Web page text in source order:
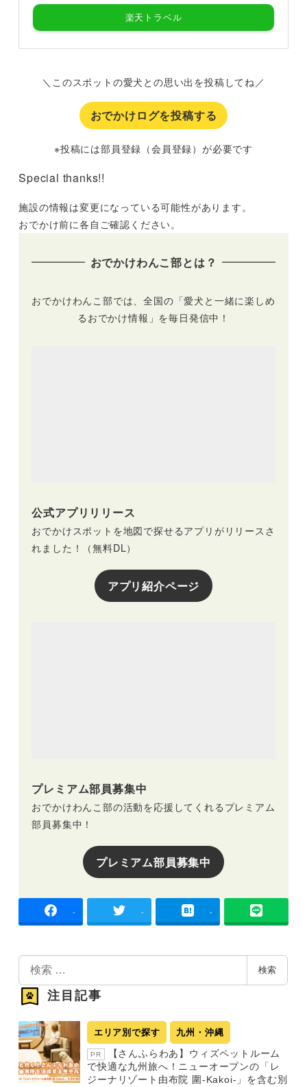
楽天トラベル
＼このスポットの愛犬との思い出を投稿してね／
おでかけログを投稿する
※投稿には部員登録（会員登録）が必要です
Special thanks!!
施設の情報は変更になっている可能性があります。
おでかけ前に各自ご確認ください。
おでかけわんこ部とは？
おでかけわんこ部では、全国の「愛犬と一緒に楽しめ
るおでかけ情報」を毎日発信中！
公式アプリリリース
おでかけスポットを地図で探せるアプリがリリースさ
れました！（無料DL）
アプリ紹介ページ
プレミアム部員募集中
おでかけわんこ部の活動を応援してくれるプレミアム
部員募集中！
プレミアム部員募集中
- - -
検
索
検索
注目記事
エリア別で探す 九州・沖縄
PR
【さんふらわあ】ウィズペットルーム
で快適な九州旅へ！ニューオープンの「レ
ジーナリゾート由布院 圍-Kakoi-」を含む別